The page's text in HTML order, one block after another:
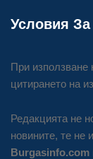
Условия
При използване
цитирането на
Редакцията не
новините, те не
Burgasinfo.com